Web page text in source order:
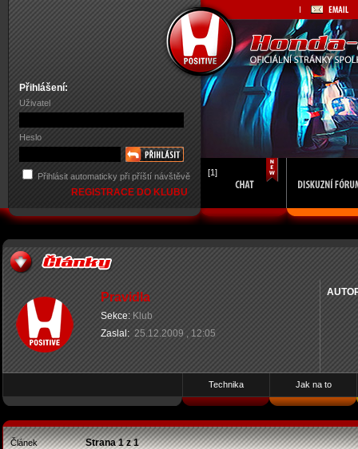
Přihlášení:
Uživatel
Heslo
Přihlásit automaticky při příští návštěvě
REGISTRACE DO KLUBU
[1]
Pravidla
Sekce: Klub
Zaslal: 25.12.2009 , 12:05
Technika Jak na to
Článek Strana1z1